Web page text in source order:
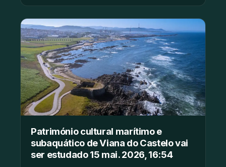
Património cultural marítimo e
subaquático de Viana do Castelo vai
ser estudado 15 mai. 2026, 16:54